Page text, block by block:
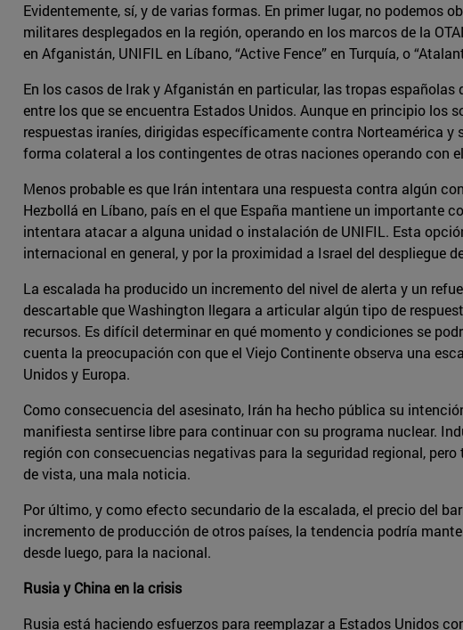
Evidentemente, sí, y de varias formas. En primer lugar, no podemos
militares desplegados en la región, operando en los marcos de la
en Afganistán, UNIFIL en Líbano, “Active Fence” en Turquía, o
En los casos de Irak y Afganistán en particular, las tropas
entre los que se encuentra Estados Unidos. Aunque en principio los
respuestas iraníes, dirigidas específicamente contra Norteamérica
forma colateral a los contingentes de otras naciones operando con
Menos probable es que Irán intentara una respuesta contra algún
Hezbollá en Líbano, país en el que España mantiene un importante
intentara atacar a alguna unidad o instalación de UNIFIL. Esta
internacional en general, y por la proximidad a Israel del despliegue
La escalada ha producido un incremento del nivel de alerta y un
descartable que Washington llegara a articular algún tipo de
recursos. Es difícil determinar en qué momento y condiciones se
cuenta la preocupación con que el Viejo Continente observa una
Unidos y Europa.
Como consecuencia del asesinato, Irán ha hecho pública su
manifiesta sentirse libre para continuar con su programa nuclear.
región con consecuencias negativas para la seguridad regional,
de vista, una mala noticia.
Por último, y como efecto secundario de la escalada, el precio del
incremento de producción de otros países, la tendencia podría
desde luego, para la nacional.
Rusia y China en la crisis
Rusia está haciendo esfuerzos para reemplazar a Estados Unidos